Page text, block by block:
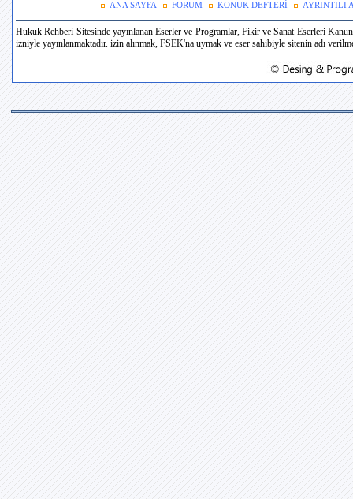
ANA SAYFA FORUM KONUK DEFTERİ AYRINTILI
Hukuk Rehberi Sitesinde yayınlanan Eserler ve Programlar, Fikir ve Sanat Eserleri
izniyle yayınlanmaktadır. izin alınmak, FSEK'na uymak ve eser sahibiyle sitenin adı